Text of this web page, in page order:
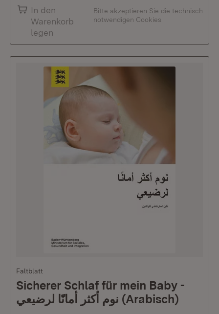
In den
Warenkorb
legen
Bitte akzeptieren Sie die technisch
notwendigen Cookies
Faltblatt
Sicherer Schlaf für mein Baby -
نوم أكثر أمانًًا لرضيعي (Arabisch)